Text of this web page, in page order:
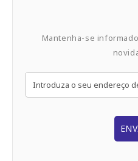
Mantenha-se